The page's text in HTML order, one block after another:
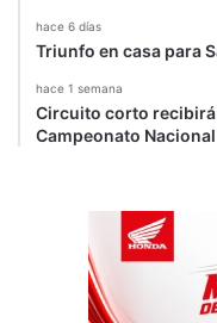
hace 6 días
Triunfo en casa para
hace 1 semana
Circuito corto
Campeonato